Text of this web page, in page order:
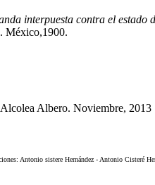
interpuesta contra el estado
. México,1900.
Albero. Noviembre, 2013
Antonio sistere Hernández - Antonio Cisteré